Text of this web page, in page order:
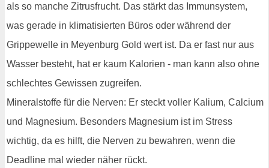
als so manche Zitrusfrucht. Das stärkt das Immunsystem,
was gerade in klimatisierten Büros oder während der
Grippewelle in Meyenburg Gold wert ist. Da er fast nur aus
Wasser besteht, hat er kaum Kalorien - man kann also ohne
schlechtes Gewissen zugreifen.
Mineralstoffe für die Nerven: Er steckt voller Kalium, Calcium
und Magnesium. Besonders Magnesium ist im Stress
wichtig, da es hilft, die Nerven zu bewahren, wenn die
Deadline mal wieder näher rückt.